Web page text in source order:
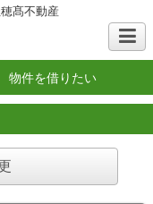
髙不動産
物件を借りたい